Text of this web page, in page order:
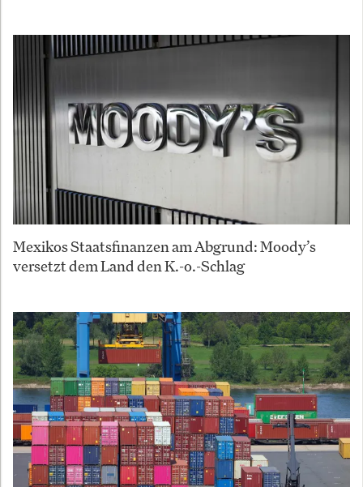
Mexikos Staatsfinanzen am Abgrund: Moody’s
versetzt dem Land den K.-o.-Schlag